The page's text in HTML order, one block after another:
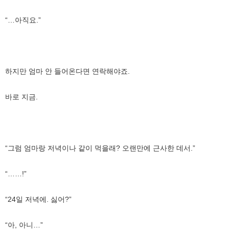
“…아직요.”
하지만 엄마 안 들어온다면 연락해야죠.
바로 지금.
“그럼 엄마랑 저녁이나 같이 먹을래? 오랜만에 근사한 데서.”
“……!”
“24일 저녁에. 싫어?”
“아, 아니…”